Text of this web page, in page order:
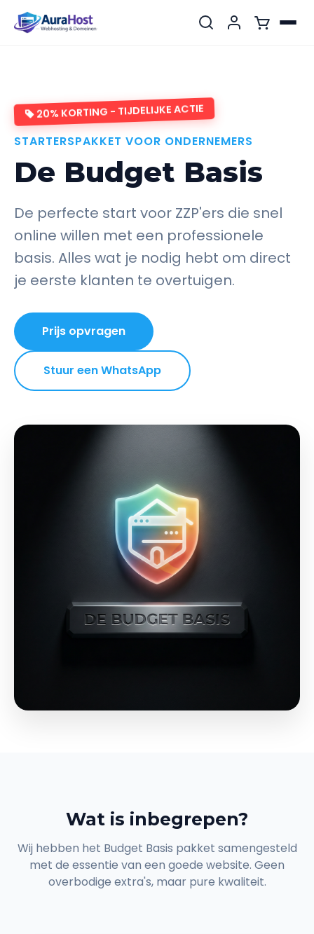
20% KORTING - TIJDELIJKE ACTIE
STARTERSPAKKET VOOR ONDERNEMERS
De Budget Basis
De perfecte start voor ZZP'ers die snel
online willen met een professionele
basis. Alles wat je nodig hebt om direct
je eerste klanten te overtuigen.
Prijs opvragen
Stuur een WhatsApp
Wat is inbegrepen?
Wij hebben het Budget Basis pakket samengesteld
met de essentie van een goede website. Geen
overbodige extra's, maar pure kwaliteit.